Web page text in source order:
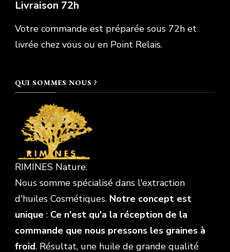
Livraison 72h
Votre commande est préparée sous 72h et
livrée chez vous ou en Point Relais.
QUI SOMMES NOUS ?
RIMINES Nature.
Nous somme spécialisé dans l'extraction
d'huiles Cosmétiques. Notre concept est
unique : Ce n'est qu'a la réception de la
commande que nous pressons les graines à
froid. Résultat, une huile de grande qualité